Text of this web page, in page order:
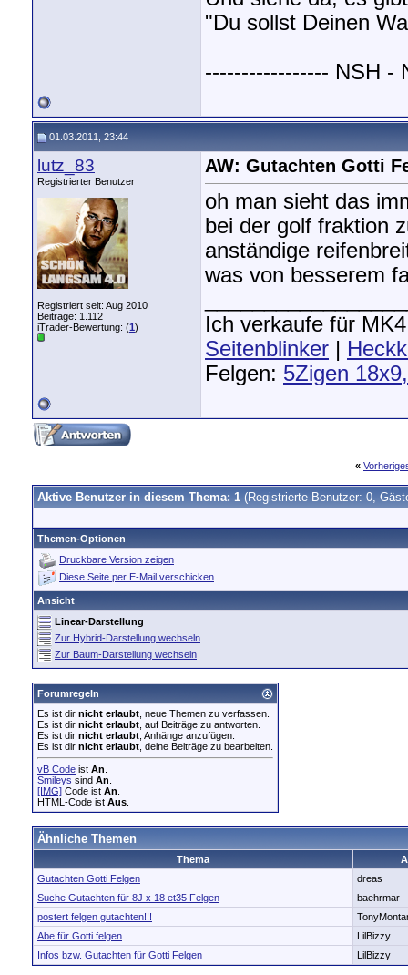
"Du sollst Deinen
----------------- NSH -
01.03.2011, 23:44
lutz_83
Registrierter Benutzer
Registriert seit: Aug 2010
Beiträge: 1.112
iTrader-Bewertung: (1)
AW: Gutachten Gotti
oh man sieht das
bei der golf fraktion
anständige
was von besserem
Ich verkaufe für
Seitenblinker
Felgen: 5Zigen
«
Aktive Benutzer in diesem Thema: 1 (Registrierte Benutzer: 0,
Themen-Optionen
Druckbare Version zeigen
Diese Seite per E-Mail verschicken
Ansicht
Linear-Darstellung
Zur Hybrid-Darstellung wechseln
Zur Baum-Darstellung wechseln
Forumregeln
Es ist dir nicht erlaubt , neue Themen zu verfassen.
Es ist dir nicht erlaubt , auf Beiträge zu antworten.
Es ist dir nicht erlaubt , Anhänge anzufügen.
Es ist dir nicht erlaubt , deine Beiträge zu bearbeiten.
vB Code ist An
Smileys sind An
[IMG] Code ist An
HTML-Code ist Aus
Ähnliche Themen
Thema
Gutachten Gotti Felgen
dreas
Suche Gutachten für 8J x 18 et35 Felgen
baehrmar
postert felgen gutachten!!!
Abe für Gotti felgen
LilBizzy
Infos bzw. Gutachten für Gotti Felgen
LilBizzy